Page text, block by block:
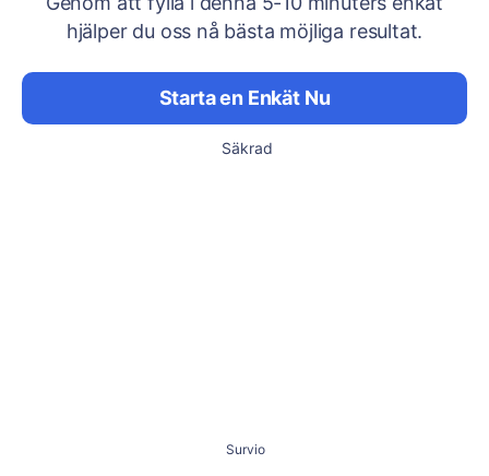
hjälper du oss nå bästa möjliga resultat.
Starta en Enkät Nu
Säkrad
Survio